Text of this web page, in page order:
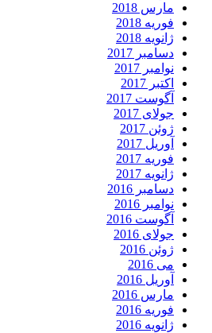
مارس 2018
فوریه 2018
ژانویه 2018
دسامبر 2017
نوامبر 2017
اکتبر 2017
آگوست 2017
جولای 2017
ژوئن 2017
آوریل 2017
فوریه 2017
ژانویه 2017
دسامبر 2016
نوامبر 2016
آگوست 2016
جولای 2016
ژوئن 2016
می 2016
آوریل 2016
مارس 2016
فوریه 2016
ژانویه 2016